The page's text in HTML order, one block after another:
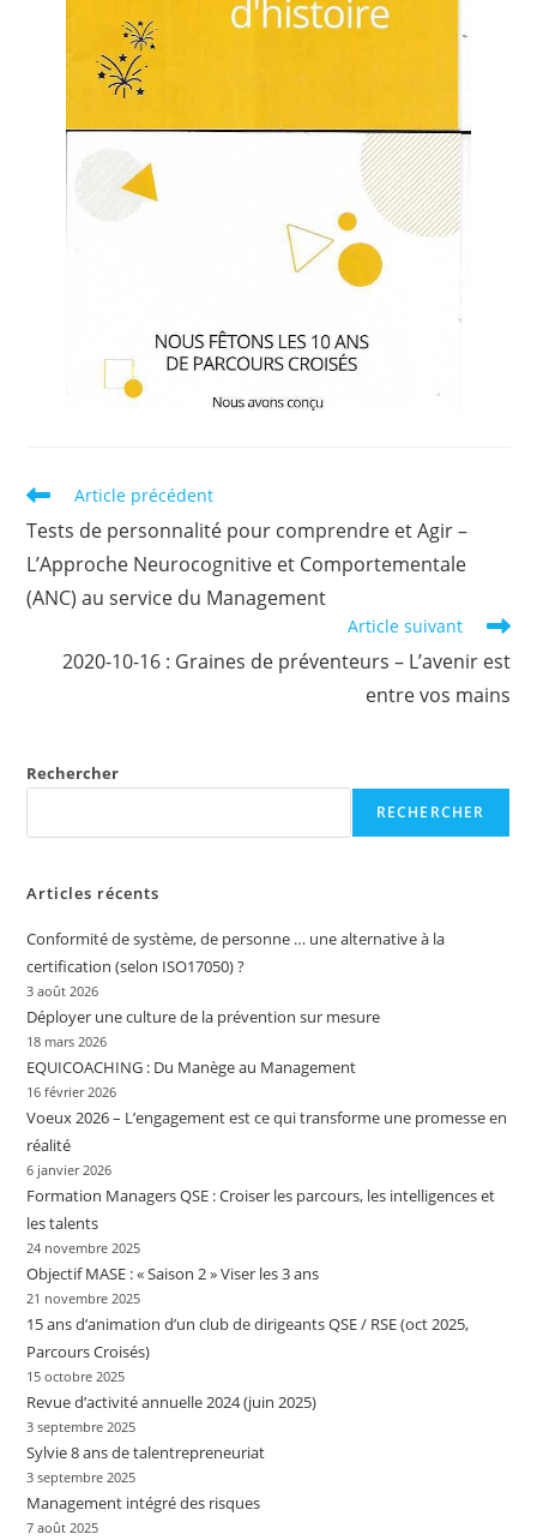
Read
articles
Article précédent
Tests de personnalité pour comprendre et Agir –
L’Approche Neurocognitive et Comportementale
(ANC) au service du Management
Article suivant
2020-10-16 : Graines de préventeurs – L’avenir est
entre vos mains
Rechercher
RECHERCHER
Articles récents
Conformité de système, de personne … une alternative à la
certification (selon ISO17050) ?
3 août 2026
Déployer une culture de la prévention sur mesure
18 mars 2026
EQUICOACHING : Du Manège au Management
16 février 2026
Voeux 2026 – L’engagement est ce qui transforme une promesse en
réalité
6 janvier 2026
Formation Managers QSE : Croiser les parcours, les intelligences et
les talents
24 novembre 2025
Objectif MASE : « Saison 2 » Viser les 3 ans
21 novembre 2025
15 ans d’animation d’un club de dirigeants QSE / RSE (oct 2025,
Parcours Croisés)
15 octobre 2025
Revue d’activité annuelle 2024 (juin 2025)
3 septembre 2025
Sylvie 8 ans de talentrepreneuriat
3 septembre 2025
Management intégré des risques
7 août 2025